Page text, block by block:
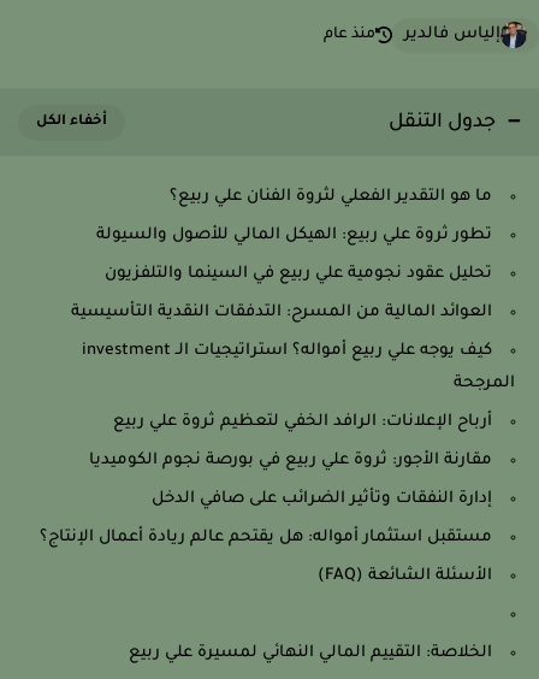
إلياس فالدير منذ عام
جدول التنقل
ما هو التقدير الفعلي لثروة الفنان علي ربيع؟
تطور ثروة علي ربيع: الهيكل المالي للأصول والسيولة
تحليل عقود نجومية علي ربيع في السينما والتلفزيون
العوائد المالية من المسرح: التدفقات النقدية التأسيسية
كيف يوجه علي ربيع أمواله؟ استراتيجيات الـ investment
المرجحة
أرباح الإعلانات: الرافد الخفي لتعظيم ثروة علي ربيع
مقارنة الأجور: ثروة علي ربيع في بورصة نجوم الكوميديا
إدارة النفقات وتأثير الضرائب على صافي الدخل
مستقبل استثمار أمواله: هل يقتحم عالم ريادة أعمال الإنتاج؟
الأسئلة الشائعة (FAQ)
الخلاصة: التقييم المالي النهائي لمسيرة علي ربيع